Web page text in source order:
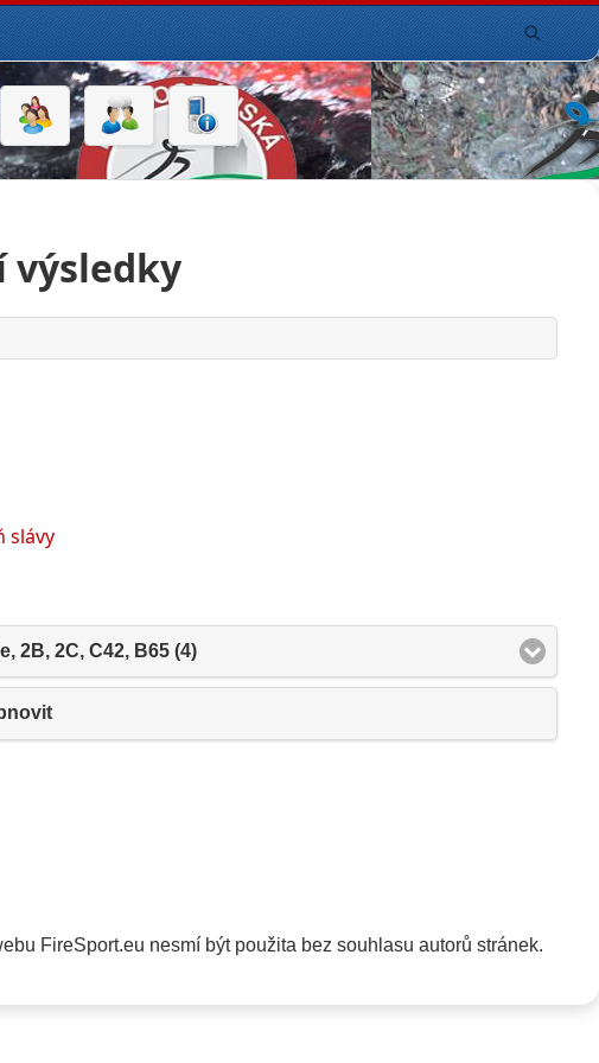
výsledky
slávy
2B, 2C, C42, B65 (4)
FireSport.eu nesmí být použita bez souhlasu autorů stránek.